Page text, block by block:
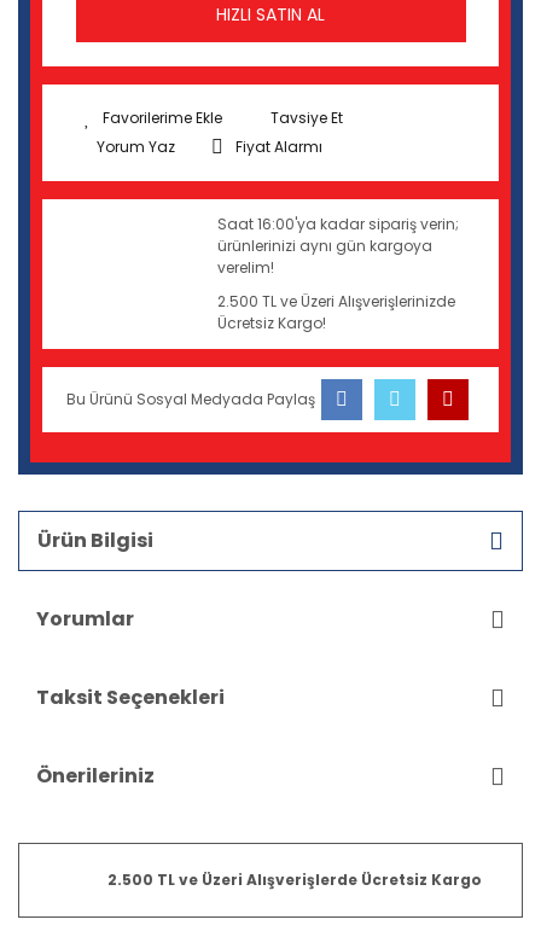
HIZLI SATIN AL
Tavsiye Et
Yorum Yaz
Fiyat Alarmı
Saat 16:00'ya kadar sipariş verin;
ürünlerinizi aynı gün kargoya
verelim!
2.500 TL ve Üzeri Alışverişlerinizde
Ücretsiz Kargo!
Bu Ürünü Sosyal Medyada Paylaş
Ürün Bilgisi
Yorumlar
Taksit Seçenekleri
Önerileriniz
2.500 TL ve Üzeri Alışverişlerde Ücretsiz Kargo